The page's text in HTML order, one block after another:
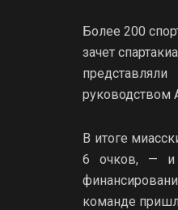
Более 200
зачет
руководством
В итоге
6 очков, — и
команде